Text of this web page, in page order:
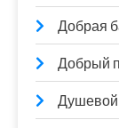
Добрая
Добрый
Душевой